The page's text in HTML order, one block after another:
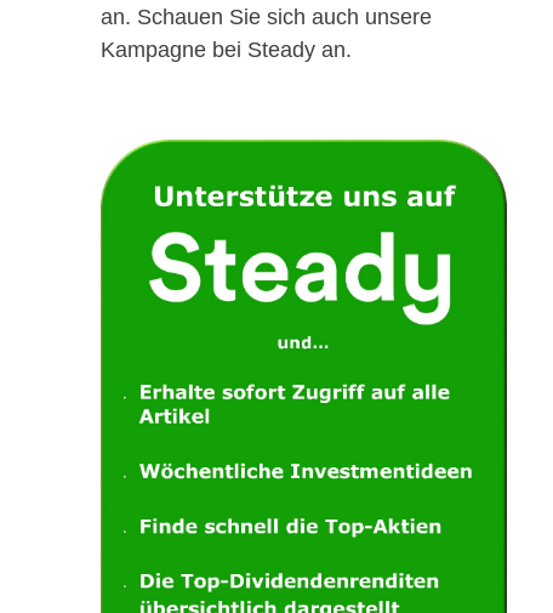
an. Schauen Sie sich auch unsere
Kampagne bei Steady an.